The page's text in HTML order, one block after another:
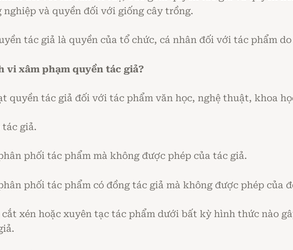
nghiệp và quyền đối với giống cây trồng.
tác giả là quyền của tổ chức, cá nhân đối với tác phẩm
vi xâm phạm quyền tác giả?
quyền tác giả đối với tác phẩm văn học, nghệ thuật, khoa
tác giả.
phối tác phẩm mà không được phép của tác giả.
phối tác phẩm có đồng tác giả mà không được phép của
cắt xén hoặc xuyên tạc tác phẩm dưới bất kỳ hình thức nào